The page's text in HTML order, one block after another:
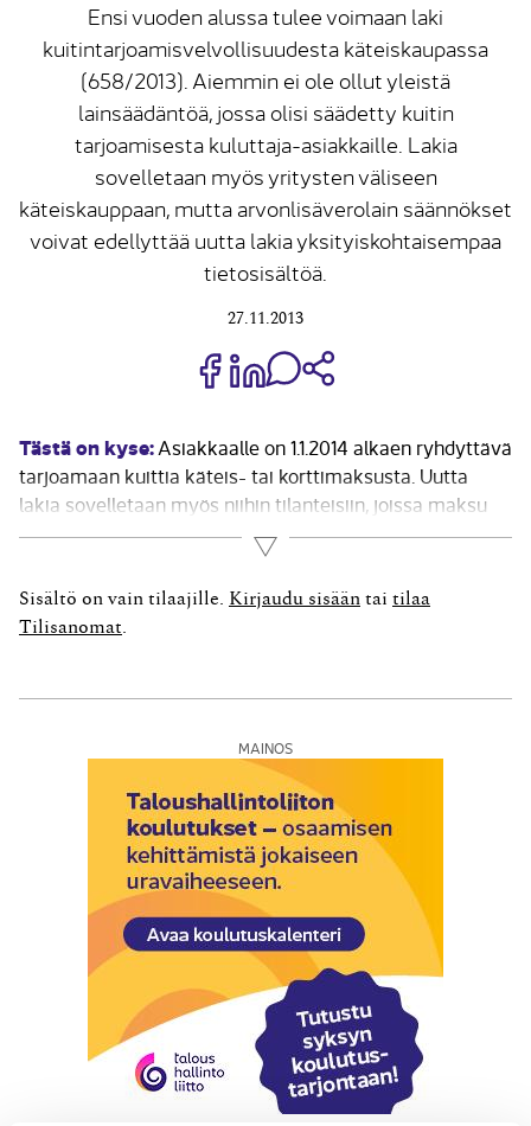
Ensi vuoden alussa tulee voimaan laki
kuitintarjoamisvelvollisuudesta käteiskaupassa
(658/2013). Aiemmin ei ole ollut yleistä
lainsäädäntöä, jossa olisi säädetty kuitin
tarjoamisesta kuluttaja-asiakkaille. Lakia
sovelletaan myös yritysten väliseen
käteiskauppaan, mutta arvonlisäverolain säännökset
voivat edellyttää uutta lakia yksityiskohtaisempaa
tietosisältöä.
27.11.2013
Jaa Share on Facebook
Jaa Share on LinkedIn
Jaa WhatsApp-viestinä
Tästä on kyse:Asiakkaalle on 1.1.2014 alkaen ryhdyttävä
tarjoamaan kuittia käteis- tai korttimaksusta. Uutta
lakia sovelletaan myös niihin tilanteisiin, joissa maksu
tapahtuu esimerkiksi liikunta- tai lounasseteleillä taikka
sähköisellä rahalla. Velvollisuutta kuitin tarjoamiseen ei
kuitenkaan ole tilanteissa, joissa maksu tapahtuu
verkkomaksuna, laskulla tai muissa...
Lue lisää
Sisältö on vain tilaajille. Kirjaudu sisään tai tilaa
Tilisanomat
MAINOS